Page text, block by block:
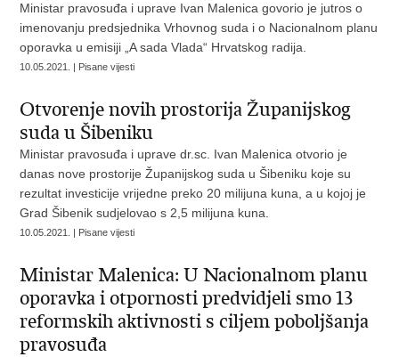
Ministar pravosuđa i uprave Ivan Malenica govorio je jutros o
imenovanju predsjednika Vrhovnog suda i o Nacionalnom planu
oporavka u emisiji „A sada Vlada“ Hrvatskog radija.
10.05.2021. | Pisane vijesti
Otvorenje novih prostorija Županijskog
suda u Šibeniku
Ministar pravosuđa i uprave dr.sc. Ivan Malenica otvorio je
danas nove prostorije Županijskog suda u Šibeniku koje su
rezultat investicije vrijedne preko 20 milijuna kuna, a u kojoj je
Grad Šibenik sudjelovao s 2,5 milijuna kuna.
10.05.2021. | Pisane vijesti
Ministar Malenica: U Nacionalnom planu
oporavka i otpornosti predvidjeli smo 13
reformskih aktivnosti s ciljem poboljšanja
pravosuđa